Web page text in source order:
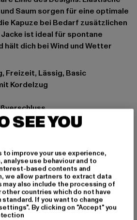
Saum sorgen für eine optimale
Kapuze bei Bedarf zusätzlichen
ist ideal für spontane
hält dich bei Wind und Wetter
Freizeit, Lässig, Basic
Kordelzug
wht
100% Polyamid
SEE YOU
improve your use experience,
analyse use behaviour and to
based contents and
we allow partners to extract data
may also include the processing of
other countries which do not have
If you want to change
By clicking on "Accept" you